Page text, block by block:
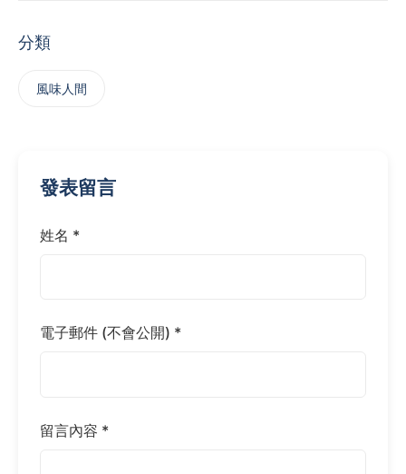
分類
風味人間
發表留言
姓名 *
電子郵件 (不會公開) *
留言內容 *